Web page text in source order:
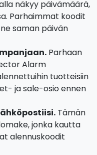
näkyy päivämäärä,
Parhaimmat koodit
saman päivän
Parhaan
Alarm
tuotteisiin
ja sale-osio ennen
Tämän
jonka kautta
alennuskoodit